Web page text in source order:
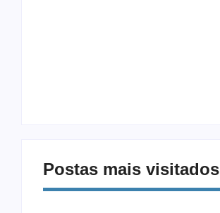
Postas mais visitados